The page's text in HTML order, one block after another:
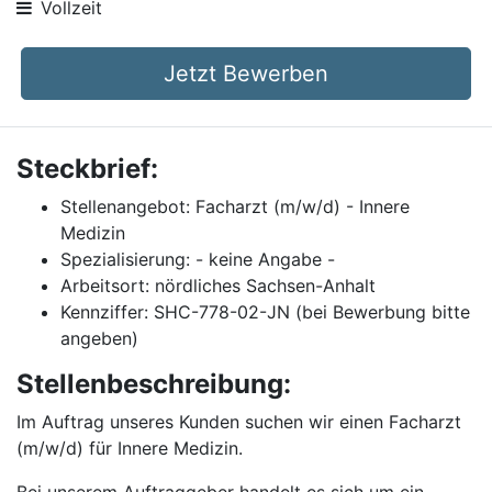
Vollzeit
Jetzt Bewerben
Steckbrief:
Stellenangebot: Facharzt (m/w/d) - Innere
Medizin
Spezialisierung: - keine Angabe -
Arbeitsort: nördliches Sachsen-Anhalt
Kennziffer: SHC-778-02-JN (bei Bewerbung bitte
angeben)
Stellenbeschreibung:
Im Auftrag unseres Kunden suchen wir einen Facharzt
(m/w/d) für Innere Medizin.